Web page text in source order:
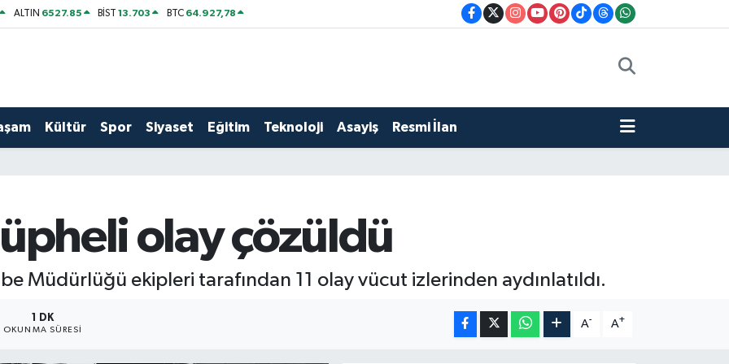
ALTIN 6527.85 BİST13.703 BTC 64.927,78
Kültür Spor Siyaset Eğitim Teknoloji Asayiş Resmi İlan
olay çözüldü
Müdürlüğü ekipleri tarafından 11 olay vücut izlerinden aydınlatıldı.
1 DK
OKUNMA SÜRESI
A- A+